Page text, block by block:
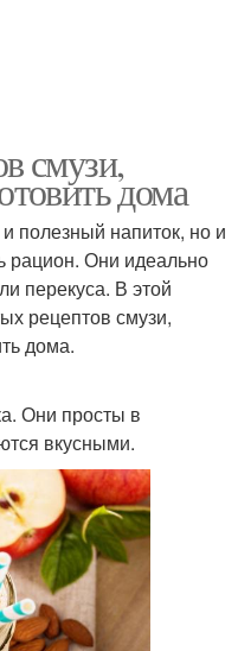
смузи,
дома
полезный напиток, но и
рацион. Они идеально
перекуса. В этой
рецептов смузи,
дома.
Они просты в
вкусными.